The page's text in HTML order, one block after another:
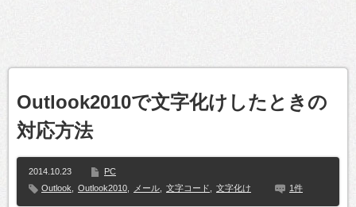
Outlook2010で文字化けしたときの
対応方法
2014.10.23
PC
Outlook
Outlook2010 メール 文字コード 文字化け 1件